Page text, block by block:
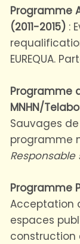
Programme
(2011-2015) :
EUREQUA.
Programme
MNHN/
Sauvages
programme
Programme
Acceptation
espaces
construction